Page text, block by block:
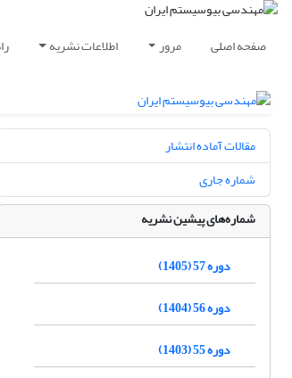
صفحه اصلی مرور اطلاعات نشریه
مقالات آماده انتشار
شماره جاری
شماره‌های پیشین نشریه
دوره 57 (1405)
دوره 56 (1404)
دوره 55 (1403)